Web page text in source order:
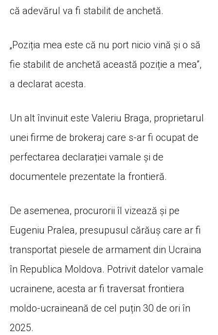
că adevărul va fi stabilit de anchetă.
„Poziția mea este că nu port nicio vină și o să
fie stabilit de anchetă această poziție a mea”,
a declarat acesta.
Un alt învinuit este Valeriu Braga, proprietarul
unei firme de brokeraj care s-ar fi ocupat de
perfectarea declarației vamale și de
documentele prezentate la frontieră.
De asemenea, procurorii îl vizează și pe
Eugeniu Pralea, presupusul cărăuș care ar fi
transportat piesele de armament din Ucraina
în Republica Moldova. Potrivit datelor vamale
ucrainene, acesta ar fi traversat frontiera
moldo-ucraineană de cel puțin 30 de ori în
2025.